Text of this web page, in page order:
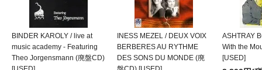
BINDER KAROLY / live at
music academy - Featuring
Theo Jorgensmann (廃盤CD)
INESS MEZEL / DEUX VOIX
BERBERES AU RYTHME
DES SONS DU MONDE (廃
ASHTRAY
With the
[USED]